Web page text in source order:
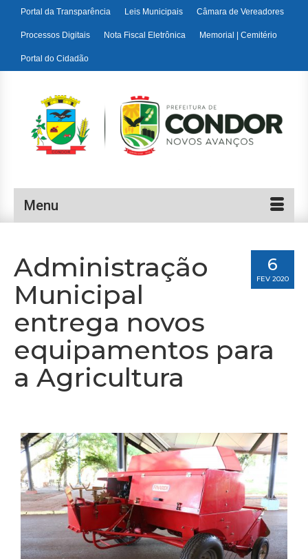
Portal da Transparência Leis Municipais Câmara de Vereadores
Processos Digitais Nota Fiscal Eletrônica Memorial | Cemitério
Portal do Cidadão
Menu
6
FEV 2020
Administração
Municipal
entrega novos
equipamentos para
a Agricultura